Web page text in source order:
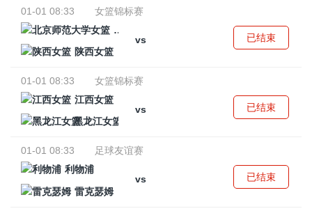
01-01 08:33
女篮锦标赛
北京师范大学女篮
vs
陕西女篮
已结束
01-01 08:33
女篮锦标赛
江西女篮
vs
黑龙江女篮
已结束
01-01 08:33
足球友谊赛
利物浦
vs
雷克瑟姆
已结束